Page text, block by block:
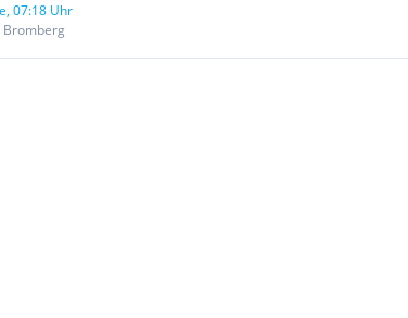
keine...
07:18 Uhr
Bromberg